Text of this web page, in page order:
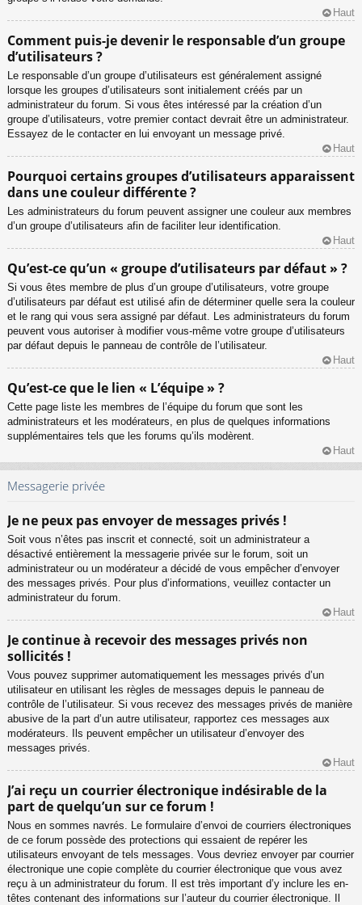
Haut
Comment puis-je devenir le responsable d’un groupe
d’utilisateurs ?
Le responsable d’un groupe d’utilisateurs est généralement assigné
lorsque les groupes d’utilisateurs sont initialement créés par un
administrateur du forum. Si vous êtes intéressé par la création d’un
groupe d’utilisateurs, votre premier contact devrait être un administrateur.
Essayez de le contacter en lui envoyant un message privé.
Haut
Pourquoi certains groupes d’utilisateurs apparaissent
dans une couleur différente ?
Les administrateurs du forum peuvent assigner une couleur aux membres
d’un groupe d’utilisateurs afin de faciliter leur identification.
Haut
Qu’est-ce qu’un « groupe d’utilisateurs par défaut » ?
Si vous êtes membre de plus d’un groupe d’utilisateurs, votre groupe
d’utilisateurs par défaut est utilisé afin de déterminer quelle sera la couleur
et le rang qui vous sera assigné par défaut. Les administrateurs du forum
peuvent vous autoriser à modifier vous-même votre groupe d’utilisateurs
par défaut depuis le panneau de contrôle de l’utilisateur.
Haut
Qu’est-ce que le lien « L’équipe » ?
Cette page liste les membres de l’équipe du forum que sont les
administrateurs et les modérateurs, en plus de quelques informations
supplémentaires tels que les forums qu’ils modèrent.
Haut
Messagerie privée
Je ne peux pas envoyer de messages privés !
Soit vous n’êtes pas inscrit et connecté, soit un administrateur a
désactivé entièrement la messagerie privée sur le forum, soit un
administrateur ou un modérateur a décidé de vous empêcher d’envoyer
des messages privés. Pour plus d’informations, veuillez contacter un
administrateur du forum.
Haut
Je continue à recevoir des messages privés non
sollicités !
Vous pouvez supprimer automatiquement les messages privés d’un
utilisateur en utilisant les règles de messages depuis le panneau de
contrôle de l’utilisateur. Si vous recevez des messages privés de manière
abusive de la part d’un autre utilisateur, rapportez ces messages aux
modérateurs. Ils peuvent empêcher un utilisateur d’envoyer des
messages privés.
Haut
J’ai reçu un courrier électronique indésirable de la
part de quelqu’un sur ce forum !
Nous en sommes navrés. Le formulaire d’envoi de courriers électroniques
de ce forum possède des protections qui essaient de repérer les
utilisateurs envoyant de tels messages. Vous devriez envoyer par courrier
électronique une copie complète du courrier électronique que vous avez
reçu à un administrateur du forum. Il est très important d’y inclure les en-
têtes contenant des informations sur l’auteur du courrier électronique. Il